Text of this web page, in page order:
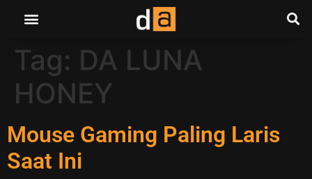
Tag: DA LUNA
HONEY
Mouse Gaming Paling Laris
Saat Ini